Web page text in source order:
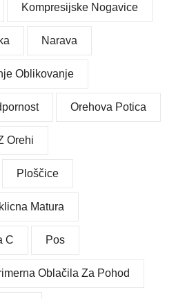
Kompresijske Nogavice
Narava
Oblikovanje
Orehova Potica
Orehi
Ploščice
Matura
C Pos
Oblačila Za Pohod